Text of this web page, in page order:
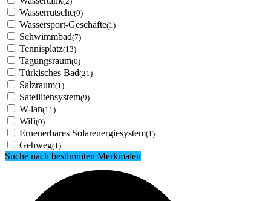
Wasserrutsche(0)
Wassersport-Geschäfte(1)
Schwimmbad(7)
Tennisplatz(13)
Tagungsraum(0)
Türkisches Bad(21)
Salzraum(1)
Satellitensystem(9)
W-lan(11)
Wifi(0)
Erneuerbares Solarenergiesystem(1)
Gehweg(1)
Suche nach bestimmten Merkmalen